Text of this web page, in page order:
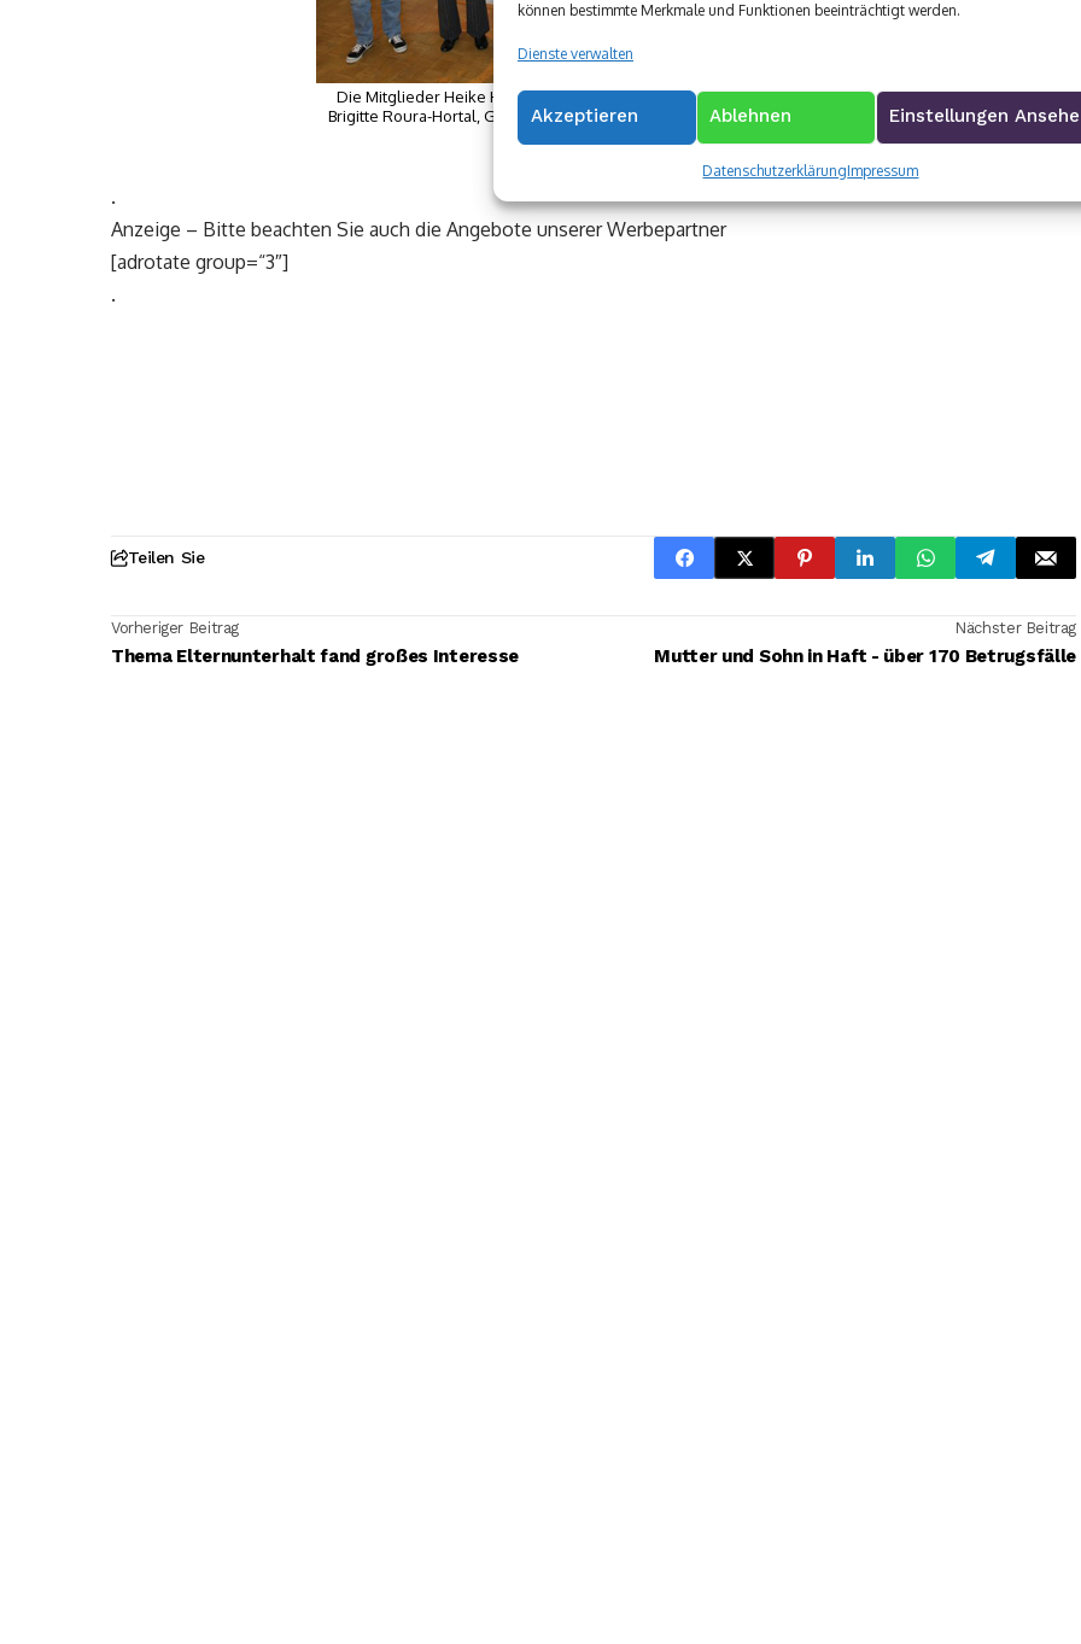
können bestimmte Merkmale und Funktionen beeinträchtigt werden.
Dienste verwalten
Akzeptieren Ablehnen Einstellungen
DatenschutzerklärungImpressum
Die Mitglieder Heike Hardt, Ursula Karl, Daniela Wißmann, Karin Speck,
Brigitte Roura-Hortal, Gudrun Heilmann, Ruth Haberkamm, Anneliese von
Kelaita wurden geehrt.
.
Anzeige – Bitte beachten Sie auch die Angebote unserer Werbepartner
[adrotate group=“3″]
.
Teilen Sie
Vorheriger Beitrag
Thema Elternunterhalt fand großes Interesse
Nächster Beitrag
Mutter und Sohn in Haft - über 170 Betrugsfälle